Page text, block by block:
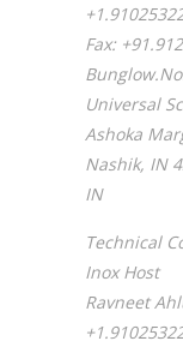
Fax:
Universal
Ashoka
Nashik, IN
IN
Technical
Inox Host
Ravneet